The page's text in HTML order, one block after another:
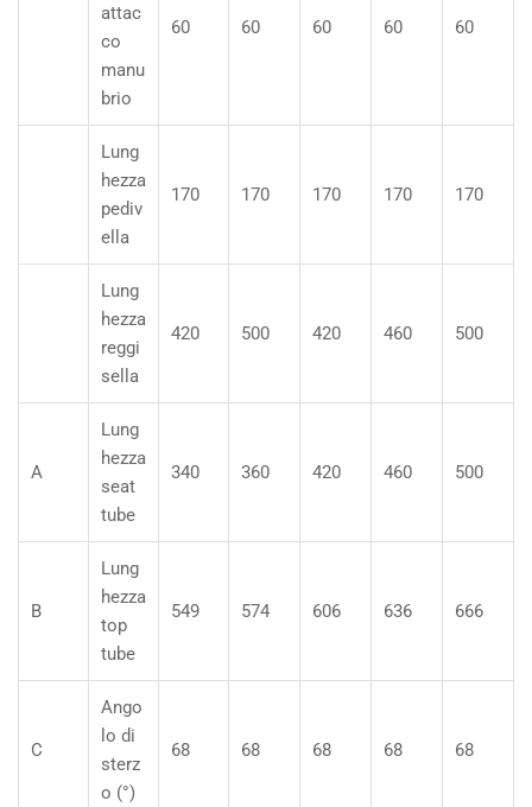
attac
co
manu
brio
60 60 60 60 60
Lung
hezza
pediv
ella
170 170 170 170 170
Lung
hezza
reggi
sella
420 500 420 460 500
A
Lung
hezza
seat
tube
340 360 420 460 500
B
Lung
hezza
top
tube
549 574 606 636 666
C
Ango
lo di
sterz
o (°)
68 68 68 68 68